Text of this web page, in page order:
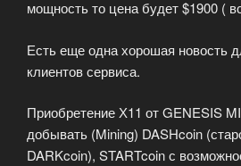
мощность то цена будет $1900 (
Есть еще одна хорошая новость
клиентов сервиса.
Приобретение Х11 от GENESIS
добывать (Mining) DASHcoin
DARKcoin), STARTcoin с